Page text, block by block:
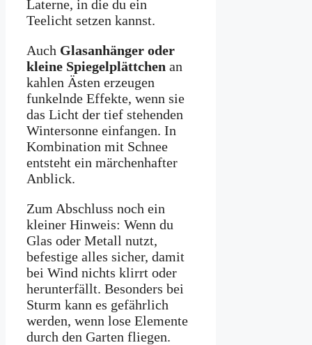
Laterne, in die du ein
Teelicht setzen kannst.
Auch Glasanhänger oder
kleine Spiegelplättchen an
kahlen Ästen erzeugen
funkelnde Effekte, wenn sie
das Licht der tief stehenden
Wintersonne einfangen. In
Kombination mit Schnee
entsteht ein märchenhafter
Anblick.
Zum Abschluss noch ein
kleiner Hinweis: Wenn du
Glas oder Metall nutzt,
befestige alles sicher, damit
bei Wind nichts klirrt oder
herunterfällt. Besonders bei
Sturm kann es gefährlich
werden, wenn lose Elemente
durch den Garten fliegen.